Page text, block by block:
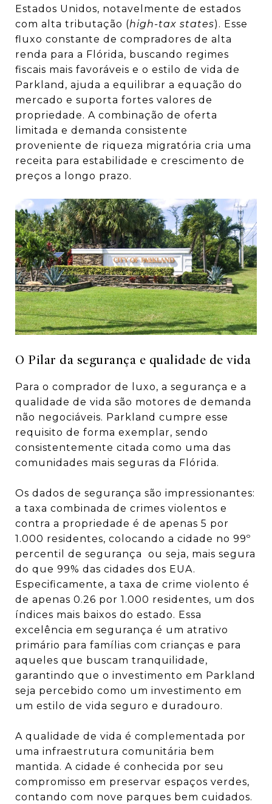
Estados Unidos, notavelmente de estados
com alta tributação (high-tax states). Esse
fluxo constante de compradores de alta
renda para a Flórida, buscando regimes
fiscais mais favoráveis e o estilo de vida de
Parkland, ajuda a equilibrar a equação do
mercado e suporta fortes valores de
propriedade. A combinação de oferta
limitada e demanda consistente
proveniente de riqueza migratória cria uma
receita para estabilidade e crescimento de
preços a longo prazo.
O Pilar da segurança e qualidade de vida
Para o comprador de luxo, a segurança e a
qualidade de vida são motores de demanda
não negociáveis. Parkland cumpre esse
requisito de forma exemplar, sendo
consistentemente citada como uma das
comunidades mais seguras da Flórida.
Os dados de segurança são impressionantes:
a taxa combinada de crimes violentos e
contra a propriedade é de apenas 5 por
1.000 residentes, colocando a cidade no 99º
percentil de segurança ou seja, mais segura
do que 99% das cidades dos EUA.
Especificamente, a taxa de crime violento é
de apenas 0.26 por 1.000 residentes, um dos
índices mais baixos do estado. Essa
excelência em segurança é um atrativo
primário para famílias com crianças e para
aqueles que buscam tranquilidade,
garantindo que o investimento em Parkland
seja percebido como um investimento em
um estilo de vida seguro e duradouro.
A qualidade de vida é complementada por
uma infraestrutura comunitária bem
mantida. A cidade é conhecida por seu
compromisso em preservar espaços verdes,
contando com nove parques bem cuidados.